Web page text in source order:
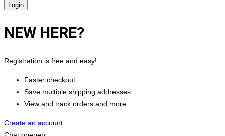
NEW HERE?
Registration is free and easy!
Faster checkout
Save multiple shipping addresses
View and track orders and more
Create an account